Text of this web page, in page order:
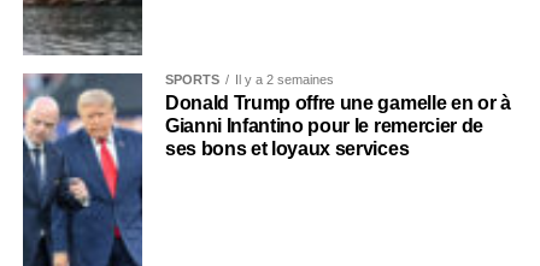
SPORTS Il y a 2 semaines
Donald Trump offre une gamelle en or à
Gianni Infantino pour le remercier de
ses bons et loyaux services